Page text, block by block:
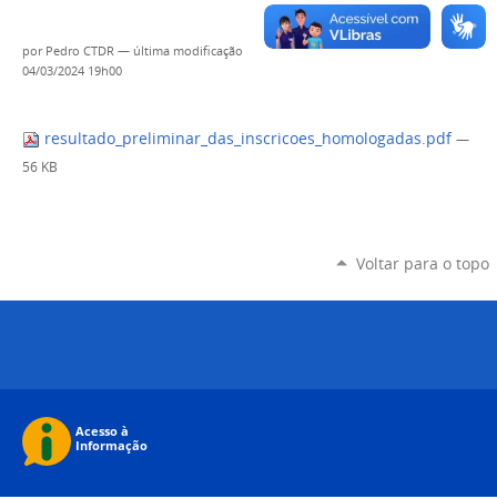
por Pedro CTDR — última modificação
04/03/2024 19h00
resultado_preliminar_das_inscricoes_homologadas.pdf —
56 KB
Voltar para o topo